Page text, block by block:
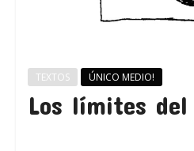
TEXTOS ÚNICO MEDIO!
Los límites